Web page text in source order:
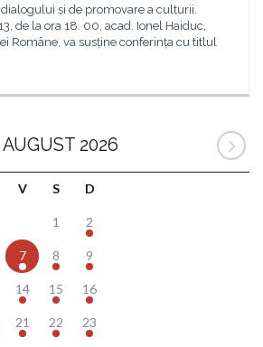
și de promovare a culturii.
de la ora 18. 00, acad. Ionel Haiduc,
Române, va susține conferința cu titlul
AUGUST 2026
V S D
1 2
7 8 9
14 15 16
21 22 23